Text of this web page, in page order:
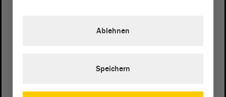
Ablehnen
Speichern